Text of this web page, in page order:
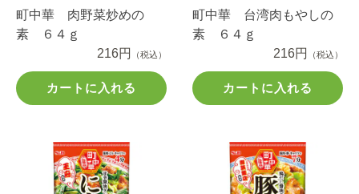
町中華 肉野菜炒めの
素 ６４ｇ
216円
（税込）
カートに入れる
町中華 台湾肉もやしの
素 ６４ｇ
216円
（税込）
カートに入れる